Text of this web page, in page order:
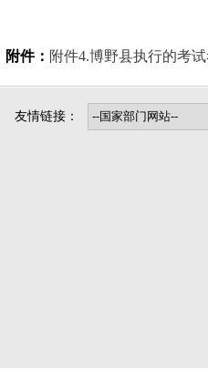
附件： 附件4.博野县执行的考
友情链接：